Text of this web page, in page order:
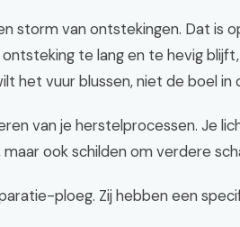
storm van ontstekingen. Dat is
te lang en te hevig
het vuur blussen, niet de boel in
van je herstelprocessen. Je
ook schilden om verdere
ploeg. Zij hebben een